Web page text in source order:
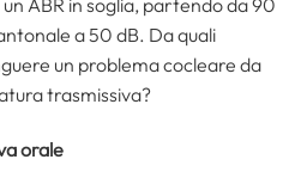
a 50 dB. Da quali
un problema cocleare da
trasmissiva?
orale